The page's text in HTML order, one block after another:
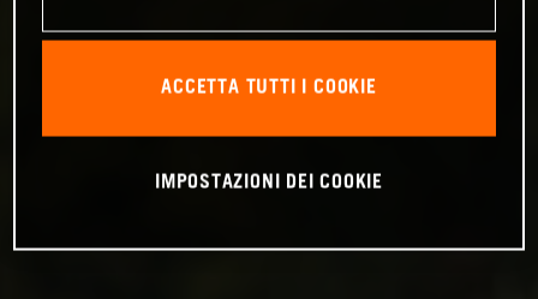
ACCETTA TUTTI I COOKIE
IMPOSTAZIONI DEI COOKIE